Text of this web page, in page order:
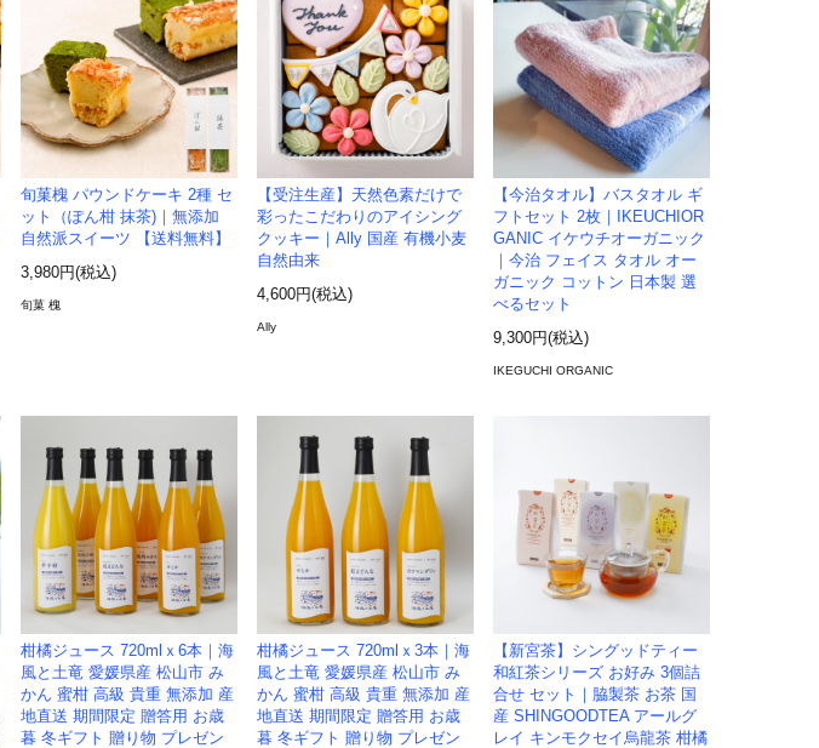
旬菓槐 パウンドケーキ 2種 セ
ット（ぽん柑 抹茶)｜無添加
自然派スイーツ 【送料無料】
3,980円(税込)
旬菓 槐
【受注生産】天然色素だけで
彩ったこだわりのアイシング
クッキー｜Ally 国産 有機小麦
自然由来
4,600円(税込)
Ally
【今治タオル】バスタオル ギ
フトセット 2枚｜IKEUCHIOR
GANIC イケウチオーガニック
｜今治 フェイス タオル オー
ガニック コットン 日本製 選
べるセット
9,300円(税込)
IKEGUCHI ORGANIC
柑橘ジュース 720mlｘ6本｜海
風と土竜 愛媛県産 松山市 み
かん 蜜柑 高級 貴重 無添加 産
地直送 期間限定 贈答用 お歳
暮 冬ギフト 贈り物 プレゼン
柑橘ジュース 720mlｘ3本｜海
風と土竜 愛媛県産 松山市 み
かん 蜜柑 高級 貴重 無添加 産
地直送 期間限定 贈答用 お歳
暮 冬ギフト 贈り物 プレゼン
【新宮茶】シングッドティー
和紅茶シリーズ お好み 3個詰
合せ セット｜脇製茶 お茶 国
産 SHINGOODTEA アールグ
レイ キンモクセイ烏龍茶 柑橘